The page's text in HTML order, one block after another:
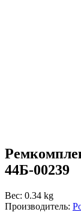
44Б-00239
Вес: 0.34 kg
Производитель: